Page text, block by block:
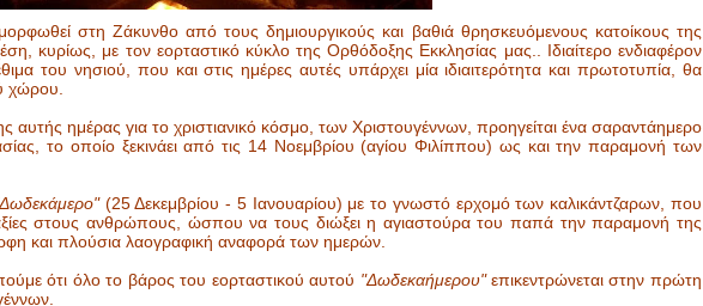
στη Ζάκυνθο από τους δημιουργικούς και βαθιά θρησκευόμενους κατοίκους της
κυρίως, με τον εορταστικό κύκλο της Ορθόδοξης Εκκλησίας μας.. Ιδιαίτερο ενδιαφέρον
του νησιού, που και στις ημέρες αυτές υπάρχει μία ιδιαιτερότητα και πρωτοτυπία, θα
χώρου.
αυτής ημέρας για το χριστιανικό κόσμο, των Χριστουγέννων, προηγείται ένα σαραντάημερο
το οποίο ξεκινάει από τις 14 Νοεμβρίου (αγίου Φιλίππου) ως και την παραμονή των
(25 Δεκεμβρίου - 5 Ιανουαρίου) με το γνωστό ερχομό των καλικάντζαρων, που
στους ανθρώπους, ώσπου να τους διώξει η αγιαστούρα του παπά την παραμονή της
και πλούσια λαογραφική αναφορά των ημερών.
ότι όλο το βάρος του εορταστικού αυτού "Δωδεκαήμερου"επικεντρώνεται στην πρώτη